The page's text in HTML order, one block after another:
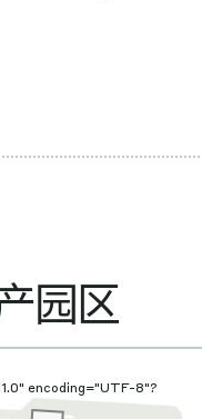
园区
encoding="UTF-8"?